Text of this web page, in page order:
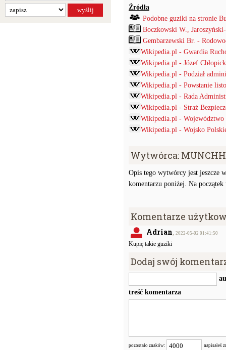
Źródła
Podobne guziki na stronie
Boczkowski W.,
Gembarzewski Br. -
Wikipedia.pl - Gwardia
Wikipedia.pl - Józef
Wikipedia.pl - Podział
Wikipedia.pl - Powstanie
Wikipedia.pl - Rada
Wikipedia.pl - Straż
Wikipedia.pl -
Wikipedia.pl - Wojsko
Wytwórca:
Opis tego wytwórcy jest jeszcze
komentarzu poniżej. Na
Komentarze
Adrian, 2022-05-02 01:41:50
Kupię takie guziki
Dodaj swój
treść komentarza
pozostało znaków: napisałeś